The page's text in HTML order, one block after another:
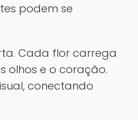
podem se
Cada flor carrega
olhos e o coração.
conectando